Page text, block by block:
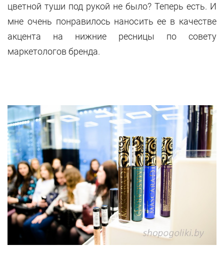
цветной туши под рукой не было? Теперь есть. И
мне очень понравилось наносить ее в качестве
акцента на нижние ресницы по совету
маркетологов бренда.